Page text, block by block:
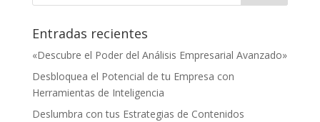
Entradas recientes
«Descubre el Poder del Análisis Empresarial Avanzado»
Desbloquea el Potencial de tu Empresa con
Herramientas de Inteligencia
Deslumbra con tus Estrategias de Contenidos